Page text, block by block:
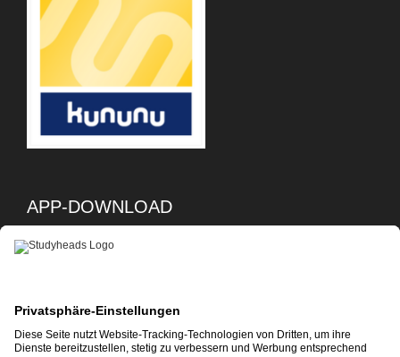
APP-DOWNLOAD